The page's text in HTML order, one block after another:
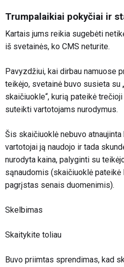
Trumpalaikiai pokyčiai ir
Kartais jums reikia sugebėti
iš svetainės, ko CMS neturite.
Pavyzdžiui, kai dirbau namuose
teikėjo, svetainė buvo susieta su
skaičiuokle“, kurią pateikė
suteikti vartotojams nurodymus.
Šis skaičiuoklė nebuvo
vartotojai ją naudojo ir tada
nurodyta kaina, palyginti su
sąnaudomis (skaičiuoklė pateikė
pagrįstas senais duomenimis).
Skelbimas
Skaitykite toliau
Buvo priimtas sprendimas, kad